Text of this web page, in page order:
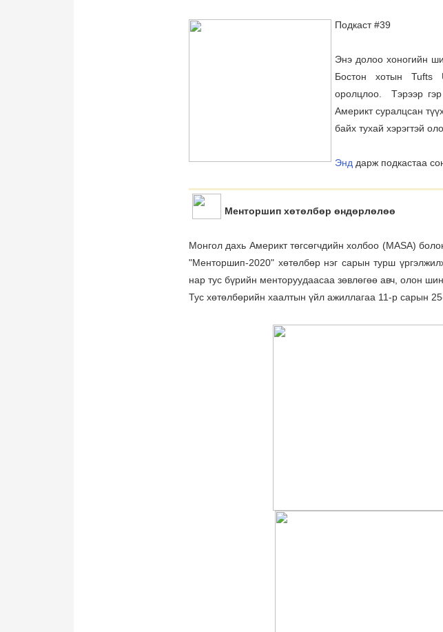
Подкаст #39
Энэ долоо хоногийн
Бостон хотын Tufts
оролцлоо. Тэрээр гэр
Америкт суралцсан
байх тухай хэрэгтэй
Энд дарж подкастаа
Менторшип хөтөлбөр өндөрлөлөө
Монгол дахь Америкт төгсөгчдийн холбоо (MASA)
"Менторшип-2020" хөтөлбөр нэг сарын турш
нар тус бүрийн менторуудаасаа зөвлөгөө авч, олон
Тус хөтөлбөрийн хаалтын үйл ажиллагаа 11-р сарын